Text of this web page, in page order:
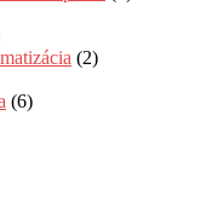
(2)
(6)